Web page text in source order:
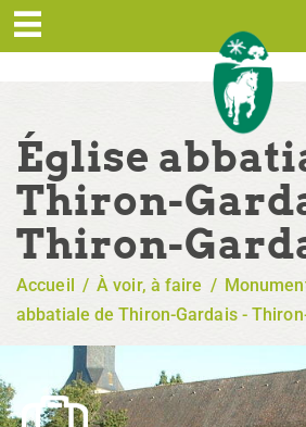
Église
Thiron-
Thiron-
Accueil / À voir, à faire /
abbatiale de Thiron-Gardais -